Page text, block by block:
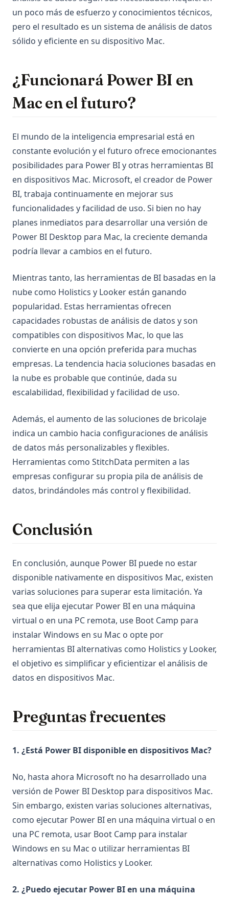
un poco más de esfuerzo y conocimientos técnicos,
pero el resultado es un sistema de análisis de datos
sólido y eficiente en su dispositivo Mac.
¿Funcionará Power BI en
Mac en el futuro?
El mundo de la inteligencia empresarial está en
constante evolución y el futuro ofrece emocionantes
posibilidades para Power BI y otras herramientas BI
en dispositivos Mac. Microsoft, el creador de Power
BI, trabaja continuamente en mejorar sus
funcionalidades y facilidad de uso. Si bien no hay
planes inmediatos para desarrollar una versión de
Power BI Desktop para Mac, la creciente demanda
podría llevar a cambios en el futuro.
Mientras tanto, las herramientas de BI basadas en la
nube como Holistics y Looker están ganando
popularidad. Estas herramientas ofrecen
capacidades robustas de análisis de datos y son
compatibles con dispositivos Mac, lo que las
convierte en una opción preferida para muchas
empresas. La tendencia hacia soluciones basadas en
la nube es probable que continúe, dada su
escalabilidad, flexibilidad y facilidad de uso.
Además, el aumento de las soluciones de bricolaje
indica un cambio hacia configuraciones de análisis
de datos más personalizables y flexibles.
Herramientas como StitchData permiten a las
empresas configurar su propia pila de análisis de
datos, brindándoles más control y flexibilidad.
Conclusión
En conclusión, aunque Power BI puede no estar
disponible nativamente en dispositivos Mac, existen
varias soluciones para superar esta limitación. Ya
sea que elija ejecutar Power BI en una máquina
virtual o en una PC remota, use Boot Camp para
instalar Windows en su Mac o opte por
herramientas BI alternativas como Holistics y Looker,
el objetivo es simplificar y eficientizar el análisis de
datos en dispositivos Mac.
Preguntas frecuentes
1. ¿Está Power BI disponible en dispositivos Mac?
No, hasta ahora Microsoft no ha desarrollado una
versión de Power BI Desktop para dispositivos Mac.
Sin embargo, existen varias soluciones alternativas,
como ejecutar Power BI en una máquina virtual o en
una PC remota, usar Boot Camp para instalar
Windows en su Mac o utilizar herramientas BI
alternativas como Holistics y Looker.
2. ¿Puedo ejecutar Power BI en una máquina